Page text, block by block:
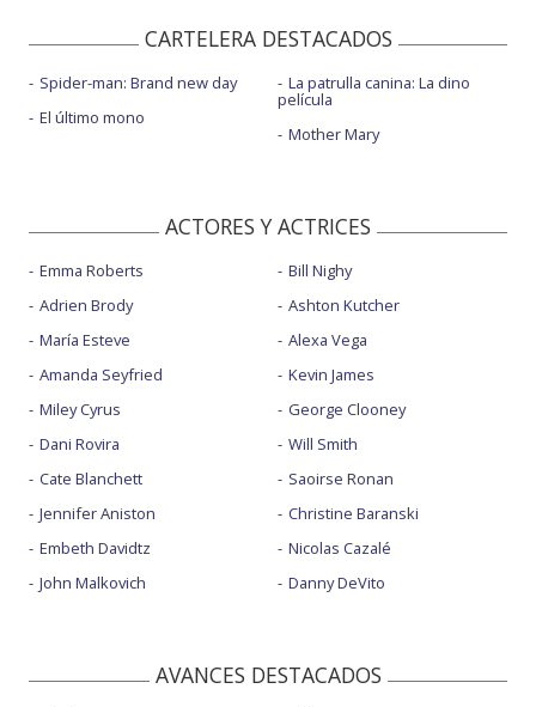
CARTELERA DESTACADOS
Spider-man: Brand new day
El último mono
La patrulla canina: La dino
película
Mother Mary
ACTORES Y ACTRICES
Emma Roberts
Adrien Brody
María Esteve
Amanda Seyfried
Miley Cyrus
Dani Rovira
Cate Blanchett
Jennifer Aniston
Embeth Davidtz
John Malkovich
Bill Nighy
Ashton Kutcher
Alexa Vega
Kevin James
George Clooney
Will Smith
Saoirse Ronan
Christine Baranski
Nicolas Cazalé
Danny DeVito
AVANCES DESTACADOS